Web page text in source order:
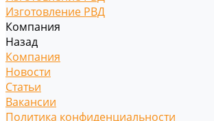
Изготовление РВД
Компания
Назад
Компания
Новости
Статьи
Вакансии
Политика конфиденциальности